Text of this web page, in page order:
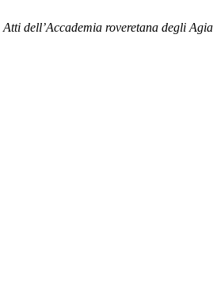
Atti dell’Accademia roveretana degli